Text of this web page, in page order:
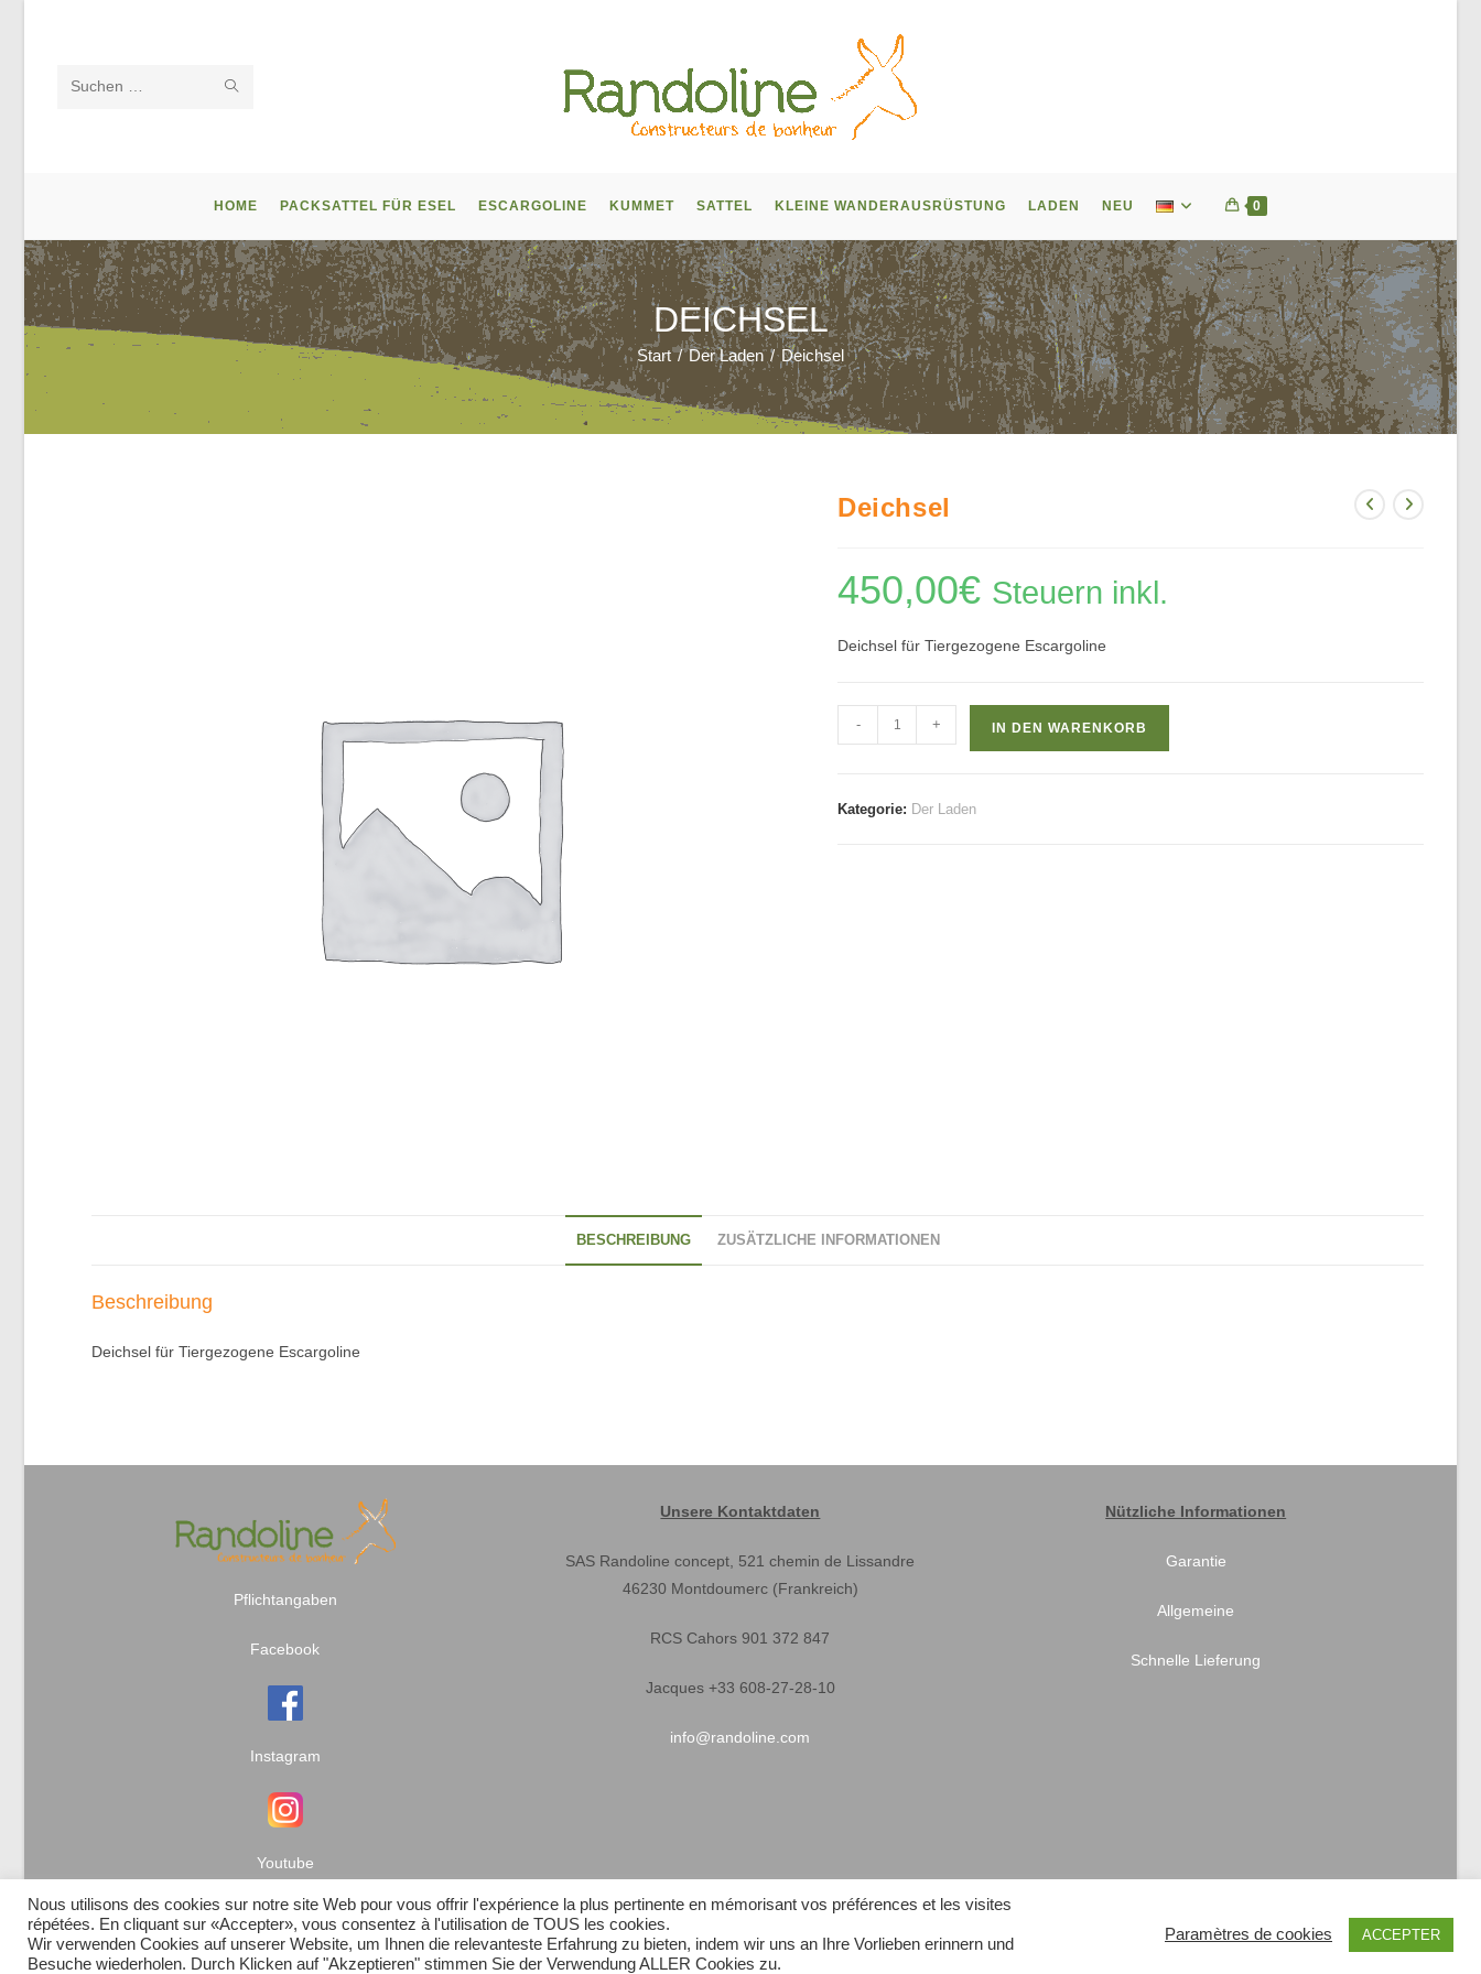
Diese
HOME PACKSATTEL FÜR ESEL ESCARGOLINE KUMMET SATTEL KLEINE WANDERAUSRÜSTUNG LADEN NEU 0
DEICHSEL
Start / Der Laden / Deichsel
Deichsel
450,00€ Steuern inkl.
Deichsel für Tiergezogene Escargoline
Deichsel
Menge
- + IN DEN WARENKORB
Kategorie: Der Laden
BESCHREIBUNG ZUSÄTZLICHE INFORMATIONEN
Beschreibung
Deichsel für Tiergezogene Escargoline
Pflichtangaben
Facebook
Instagram
Youtube
Unsere Kontaktdaten
SAS Randoline concept, 521 chemin de Lissandre
46230 Montdoumerc (Frankreich)
RCS Cahors 901 372 847
Jacques +33 608-27-28-10
info@randoline.com
Nützliche Informationen
Garantie
Allgemeine
Schnelle Lieferung
Nous utilisons des cookies sur notre site Web pour vous offrir l'expérience la plus pertinente en mémorisant vos préférences et les visites
répétées. En cliquant sur «Accepter», vous consentez à l'utilisation de TOUS les cookies.
Wir verwenden Cookies auf unserer Website, um Ihnen die relevanteste Erfahrung zu bieten, indem wir uns an Ihre Vorlieben erinnern und
Besuche wiederholen. Durch Klicken auf "Akzeptieren" stimmen Sie der Verwendung ALLER Cookies zu.
Paramètres de cookies ACCEPTER